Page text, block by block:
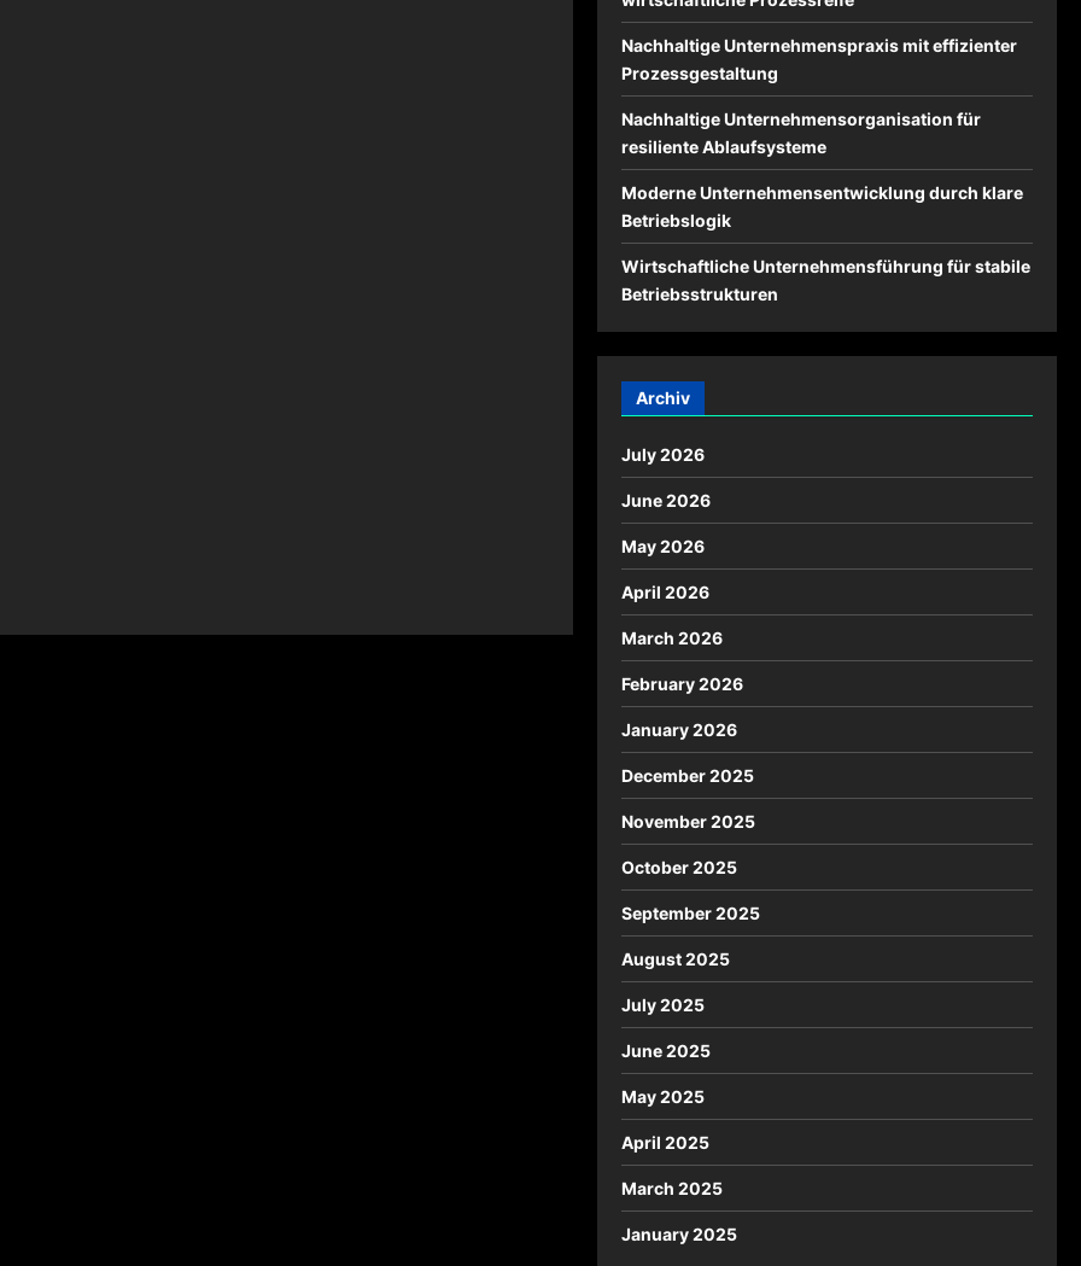
Nachhaltige Unternehmenspraxis mit effizienter
Prozessgestaltung
Nachhaltige Unternehmensorganisation für
resiliente Ablaufsysteme
Moderne Unternehmensentwicklung durch klare
Betriebslogik
Wirtschaftliche Unternehmensführung für stabile
Betriebsstrukturen
Archiv
July 2026
June 2026
May 2026
April 2026
March 2026
February 2026
January 2026
December 2025
November 2025
October 2025
September 2025
August 2025
July 2025
June 2025
May 2025
April 2025
March 2025
January 2025